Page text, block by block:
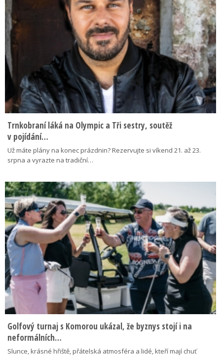
Trnkobraní láká na Olympic a Tři sestry, soutěž
v pojídání…
Už máte plány na konec prázdnin? Rezervujte si víkend 21. až 23.
srpna a vyrazte na tradiční…
Golfový turnaj s Komorou ukázal, že byznys stojí i na
neformálních…
Slunce, krásné hřiště, přátelská atmosféra a lidé, kteří mají chuť